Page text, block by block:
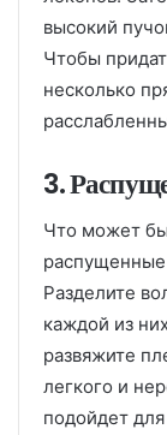
высокий
Чтобы
несколько
3.
Что может
Разделите
каждой из
развяжите
легкого и
подойдет